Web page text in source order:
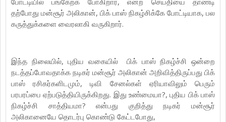
தற்போது மன்சூர் அலிகான், பிக் பாஸ் நிகழ்சிக்கே போட்டியாக, பல
கருத்துக்களை வைரலாகி வருகிறார்.
இந்த நிலையில், புதிய வகையில் பிக் பாஸ் நிகழ்ச்சி ஒன்றை
நடத்தப்போவதாக்க நடிகர் மன்சூர் அலிகான் அறிவித்திருப்பது பிக்
பாஸ் ரசிகர்களிடமும், டிவி சேனல்கள் ஏரியாவிலும் பெரும்
பரபரப்பை ஏற்படுத்தியிருக்கிறது. இது உண்மையா?, புதிய பிக் பாஸ்
நிகழ்ச்சி சாத்தியமா? என்பது குறித்து நடிகர் மன்சூர்
அலிகானையே தொடர்பு கொண்டு கேட்டபோது,